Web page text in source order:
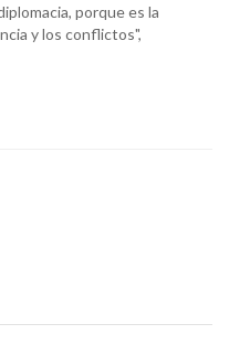
porque es la
y los conflictos",